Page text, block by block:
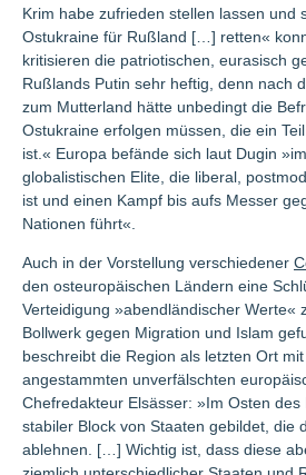
Krim habe zufrieden stellen lassen und
Ostukraine für Rußland […] retten«
kritisieren die patriotischen, eurasisch
Rußlands Putin sehr heftig, denn nach
zum Mutterland hätte unbedingt die
Ostukraine erfolgen müssen, die ein
ist.« Europa befände sich laut Dugin
globalistischen Elite, die liberal,
ist und einen Kampf bis aufs Messer
Nationen führt«.
Auch in der Vorstellung verschiedener
den osteuropäischen Ländern eine
Verteidigung »abendländischer Werte«
Bollwerk gegen Migration und Islam
beschreibt die Region als letzten Ort
angestammten unverfälschten
Chefredakteur Elsässer: »Im Osten des
stabiler Block von Staaten gebildet, die
ablehnen. […] Wichtig ist, dass diese